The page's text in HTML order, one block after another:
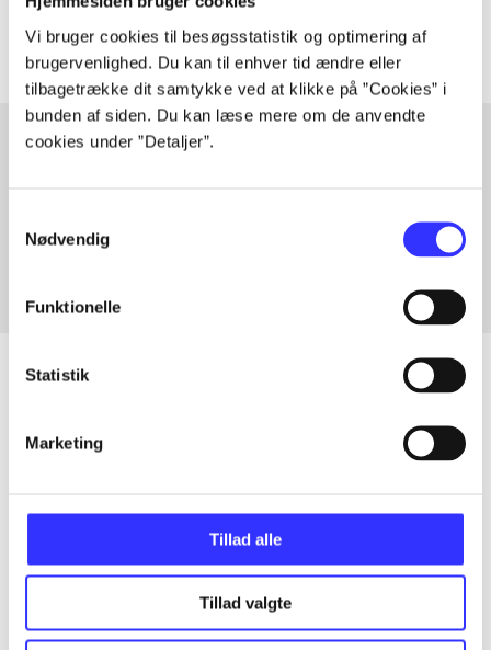
Vi bruger cookies til besøgsstatistik og optimering af
brugervenlighed. Du kan til enhver tid ændre eller
tilbagetrække dit samtykke ved at klikke på ”Cookies” i
bunden af siden. Du kan læse mere om de anvendte
cookies under ”Detaljer”.
Nødvendig
Funktionelle
Statistik
Marketing
Tillad alle
Tillad valgte
Artikler